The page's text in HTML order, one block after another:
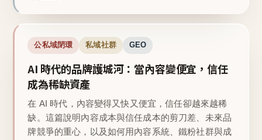
公私域閉環 私域社群 GEO
AI 時代的品牌護城河：當內容變便宜，信任
成為稀缺資產
在 AI 時代，內容變得又快又便宜，信任卻越來越稀
缺。這篇說明內容成本與信任成本的剪刀差、未來品
牌競爭的重心，以及如何用內容系統、鐵粉社群與成